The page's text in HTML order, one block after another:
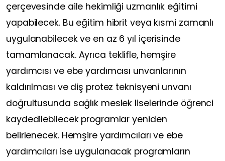
çerçevesinde aile hekimliği uzmanlık eğitimi
yapabilecek. Bu eğitim hibrit veya kısmi zamanlı
uygulanabilecek ve en az 6 yıl içerisinde
tamamlanacak. Ayrıca teklifle, hemşire
yardımcısı ve ebe yardımcısı unvanlarının
kaldırılması ve diş protez teknisyeni unvanı
doğrultusunda sağlık meslek liselerinde öğrenci
kaydedilebilecek programlar yeniden
belirlenecek. Hemşire yardımcıları ve ebe
yardımcıları ise uygulanacak programların